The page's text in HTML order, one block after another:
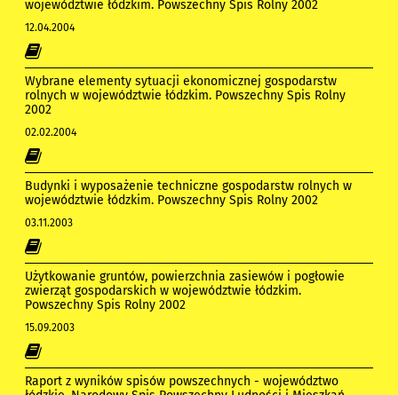
województwie łódzkim. Powszechny Spis Rolny 2002
12.04.2004
Wybrane elementy sytuacji ekonomicznej gospodarstw
rolnych w województwie łódzkim. Powszechny Spis Rolny
2002
02.02.2004
Budynki i wyposażenie techniczne gospodarstw rolnych w
województwie łódzkim. Powszechny Spis Rolny 2002
03.11.2003
Użytkowanie gruntów, powierzchnia zasiewów i pogłowie
zwierząt gospodarskich w województwie łódzkim.
Powszechny Spis Rolny 2002
15.09.2003
Raport z wyników spisów powszechnych - województwo